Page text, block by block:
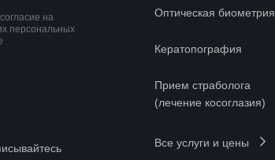
на
персональных
Оптическая биометрия
Кератопография
Прием страболога
(лечение косоглазия)
Все услуги и цены